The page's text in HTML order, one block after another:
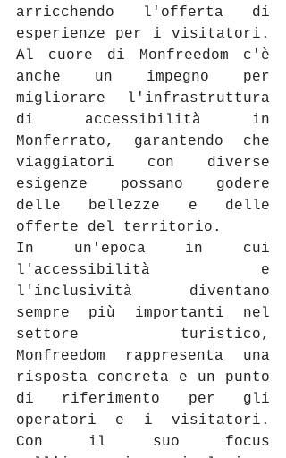
arricchendo l'offerta di
esperienze per i visitatori.
Al cuore di Monfreedom c'è
anche un impegno per
migliorare l'infrastruttura
di accessibilità in
Monferrato, garantendo che
viaggiatori con diverse
esigenze possano godere
delle bellezze e delle
offerte del territorio.
In un'epoca in cui
l'accessibilità e
l'inclusività diventano
sempre più importanti nel
settore turistico,
Monfreedom rappresenta una
risposta concreta e un punto
di riferimento per gli
operatori e i visitatori.
Con il suo focus